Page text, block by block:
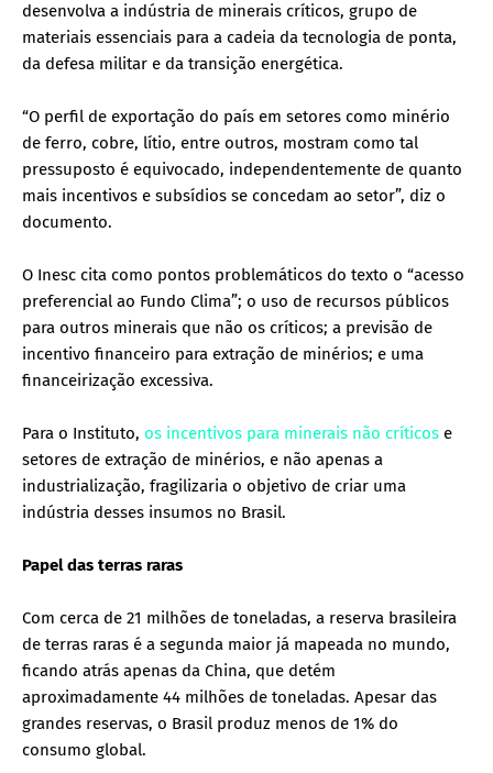
desenvolva a indústria de minerais críticos, grupo de
materiais essenciais para a cadeia da tecnologia de ponta,
da defesa militar e da transição energética.
“O perfil de exportação do país em setores como minério
de ferro, cobre, lítio, entre outros, mostram como tal
pressuposto é equivocado, independentemente de quanto
mais incentivos e subsídios se concedam ao setor”, diz o
documento.
O Inesc cita como pontos problemáticos do texto o “acesso
preferencial ao Fundo Clima”; o uso de recursos públicos
para outros minerais que não os críticos; a previsão de
incentivo financeiro para extração de minérios; e uma
financeirização excessiva.
Para o Instituto, os incentivos para minerais não críticos e
setores de extração de minérios, e não apenas a
industrialização, fragilizaria o objetivo de criar uma
indústria desses insumos no Brasil.
Papel das terras raras
Com cerca de 21 milhões de toneladas, a reserva brasileira
de terras raras é a segunda maior já mapeada no mundo,
ficando atrás apenas da China, que detém
aproximadamente 44 milhões de toneladas. Apesar das
grandes reservas, o Brasil produz menos de 1% do
consumo global.